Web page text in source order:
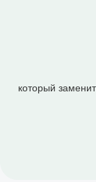
который заменит